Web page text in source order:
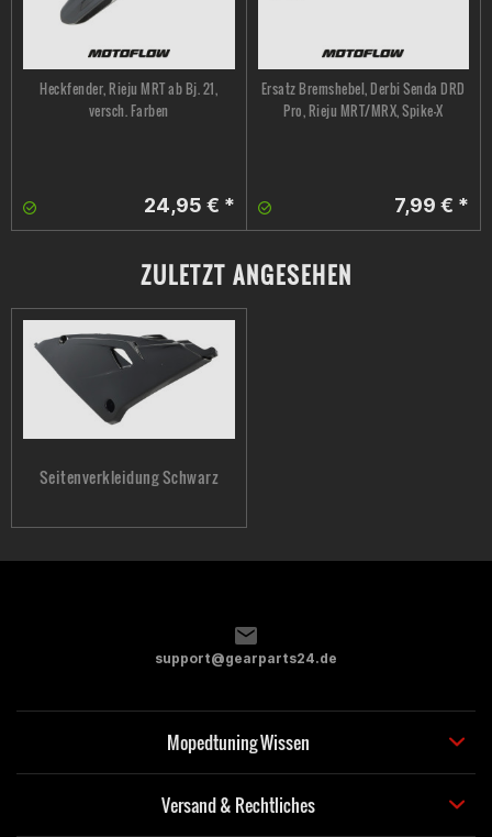
Heckfender, Rieju MRT ab Bj. 21,
versch. Farben
24,95 € *
Ersatz Bremshebel, Derbi Senda DRD
Pro, Rieju MRT/MRX, Spike-X
7,99 € *
ZULETZT ANGESEHEN
Seitenverkleidung Schwarz
support@gearparts24.de
Mopedtuning Wissen
Versand & Rechtliches